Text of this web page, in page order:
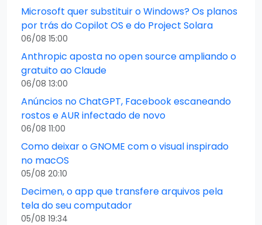
Microsoft quer substituir o Windows? Os planos
por trás do Copilot OS e do Project Solara
06/08 15:00
Anthropic aposta no open source ampliando o
gratuito ao Claude
06/08 13:00
Anúncios no ChatGPT, Facebook escaneando
rostos e AUR infectado de novo
06/08 11:00
Como deixar o GNOME com o visual inspirado
no macOS
05/08 20:10
Decimen, o app que transfere arquivos pela
tela do seu computador
05/08 19:34